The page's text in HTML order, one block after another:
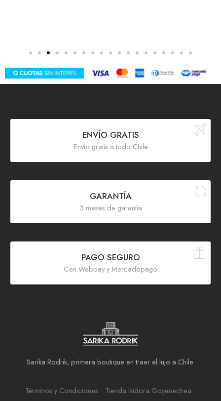
ENVÍO GRATIS
Envío gratis a todo Chile
GARANTÍA
3 meses de garantía
PAGO SEGURO
Con Webpay y Mercadopago
Sarika Rodrik, primera boutique en traer el lujo a Chile.
Términos y Condiciones Tienda Isidora Goyenechea